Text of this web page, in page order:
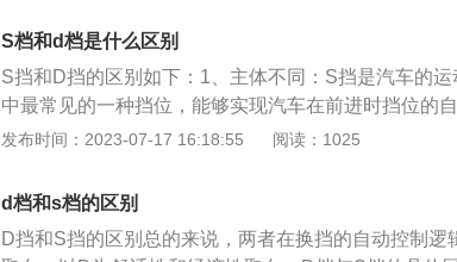
档：当换挡操纵手柄置于D挡时，液压系统控制装置会
速信号自动接通相应的前进挡油路。随着输出轴转速
挡中自动升降到适合挡位，实现自动变速功能。7、S
等。踩油门的时候，S挡给你那种驾驶感觉非常直观，
保持较长时间，使汽车在较长时间内低档位高转速行
出和加速度。
的挡位之一，属于前进档的一种，覆盖了该车自动变
3、原理不同：s档运动模式下，变速箱可以自由换档
动机在高转速上保持较长时间，使汽车在较长时间内
得较大的扭力输出和加速度。当换档操纵手柄置于d档
根据节气门开度信号和车速信号自动接通相应的前进
敏度不同：s档比d档反应更灵敏，挂进s档后，升档会
突然间踩油门s档会很快反应过来，但是d档要略微等
S档和d档是什么区别
S挡和D挡的区别如下：1、主体不同：S挡是汽车的
中最常见的一种挡位，能够实现汽车在前进时挡位的
使用S挡时，由于转速提高，发动机喷油量发生变化，
一，属于前进挡的一种，覆盖了该车自动变速箱内所
不同：S挡运动模式下，变速箱可以自由换挡，但换挡
高转速上保持较长时间，使汽车在较长时间内低挡位
发布时间：2023-07-17 16:18:55 阅读：1025
d档和s档的区别
D挡和S挡的区别总的来说，两者在换挡的自动控制逻